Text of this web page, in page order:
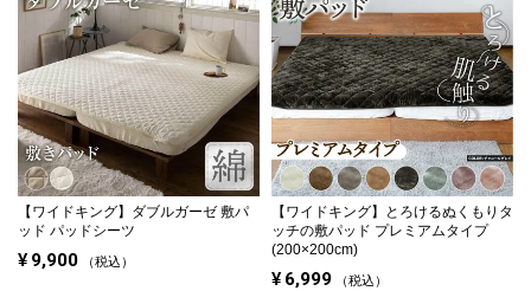
【ワイドキング】 ダブルガーゼ 敷パ
ッド パッドシーツ
¥ 9,900 税込
【ワイドキング】
とろけるぬくもりタ
ッチの敷パッド プレミアムタイプ
(200×200cm)
¥ 6,999 税込